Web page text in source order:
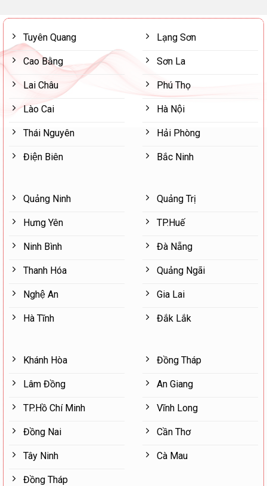
Tuyên Quang
Cao Bằng
Lai Châu
Lào Cai
Thái Nguyên
Điện Biên
Lạng Sơn
Sơn La
Phú Thọ
Hà Nội
Hải Phòng
Bắc Ninh
Quảng Ninh
Hưng Yên
Ninh Bình
Thanh Hóa
Nghệ An
Hà Tĩnh
Quảng Trị
TP.Huế
Đà Nẵng
Quảng Ngãi
Gia Lai
Đắk Lắk
Khánh Hòa
Lâm Đồng
TP.Hồ Chí Minh
Đồng Nai
Tây Ninh
Đồng Tháp
Đồng Tháp
An Giang
Vĩnh Long
Cần Thơ
Cà Mau